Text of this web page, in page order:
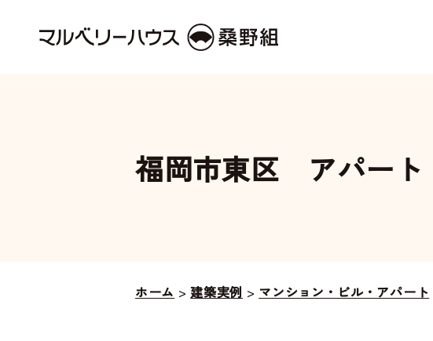
福岡市東区 アパート
ホーム >建築実例 > マンション・ビル・アパート